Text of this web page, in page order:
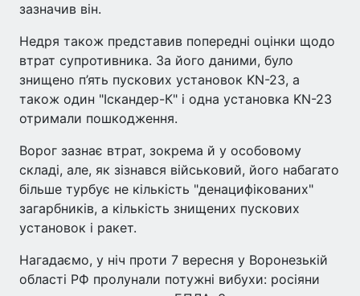
зазначив він.
Недря також представив попередні оцінки щодо
втрат супротивника. За його даними, було
знищено п’ять пускових установок KN-23, а
також один "Іскандер-К" і одна установка KN-23
отримали пошкодження.
Ворог зазнає втрат, зокрема й у особовому
складі, але, як зізнався військовий, його набагато
більше турбує не кількість "денацифікованих"
загарбників, а кількість знищених пускових
установок і ракет.
Нагадаємо, у ніч проти 7 вересня у Воронезькій
області РФ пролунали потужні вибухи: росіяни